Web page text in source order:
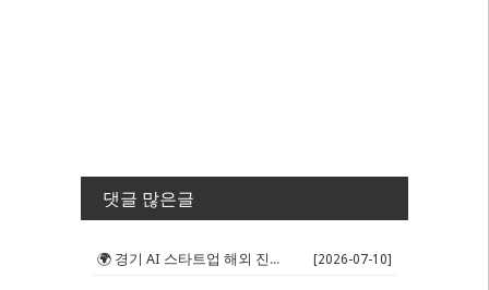
댓글 많은글
🌍 경기 AI 스타트업 해외 진출 판... [2026-07-10]